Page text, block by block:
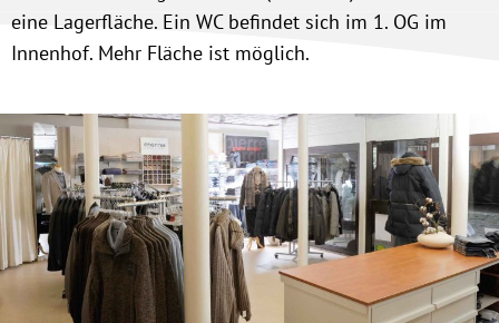
eine Lagerfläche. Ein WC befindet sich im 1. OG im
Innenhof. Mehr Fläche ist möglich.